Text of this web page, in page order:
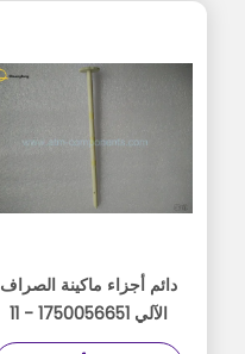
دائم أجزاء ماكينة الصراف
الآلي 1750056651 - 11
نموذج سهل الاستخدام